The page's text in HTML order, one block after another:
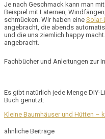
Je nach Geschmack kann man
Beispiel mit Laternen,
schmücken. Wir haben eine
angebracht, die abends
und die uns ziemlich happy
angebracht.
Fachbücher und Anleitungen zur
Es gibt natürlich jede Menge DIY-
Buch genutzt:
Kleine Baumhäuser und Hütten –
ähnliche Beiträge